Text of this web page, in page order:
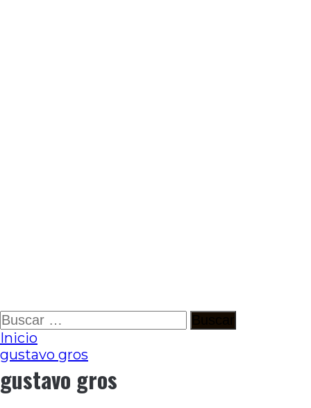
Ir
al
contenido
Buscar:
Inicio
gustavo gros
gustavo gros